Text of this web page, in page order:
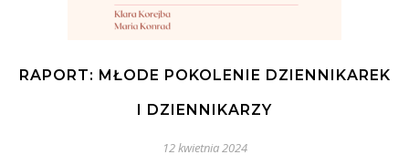
RAPORT: MŁODE POKOLENIE DZIENNIKAREK
I DZIENNIKARZY
12 kwietnia 2024